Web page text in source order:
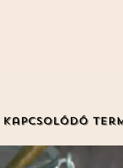
Kapcsolódó